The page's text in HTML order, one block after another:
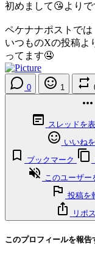
初めまして😘よりで
ペケナナポストでは
いつものXの投稿よ
ってます🤤
0 1
スレッドを
いいね
ブックマーク
このユーザー
投稿を
リポ
このプロフィールを報告